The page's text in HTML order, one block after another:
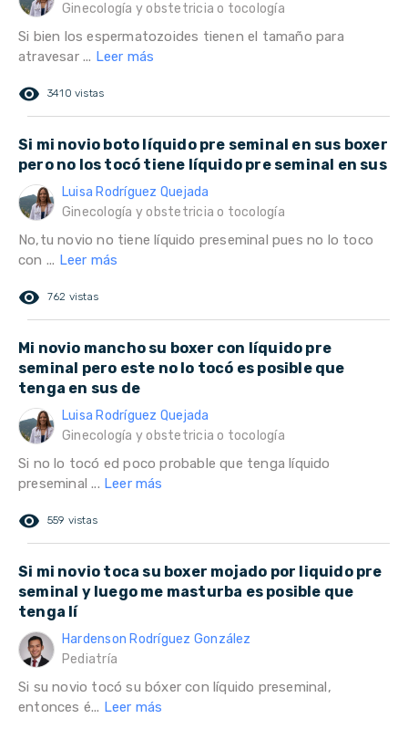
Ginecología y obstetricia o tocología
Si bien los espermatozoides tienen el tamaño para
atravesar ... Leer más
remove_red_eye 3410 vistas
Si mi novio boto líquido pre seminal en sus boxer
pero no los tocó tiene líquido pre seminal en sus
Luisa Rodríguez Quejada
Ginecología y obstetricia o tocología
No,tu novio no tiene líquido preseminal pues no lo toco
con ... Leer más
remove_red_eye 762 vistas
Mi novio mancho su boxer con líquido pre
seminal pero este no lo tocó es posible que
tenga en sus de
Luisa Rodríguez Quejada
Ginecología y obstetricia o tocología
Si no lo tocó ed poco probable que tenga líquido
preseminal ... Leer más
remove_red_eye 559 vistas
Si mi novio toca su boxer mojado por liquido pre
seminal y luego me masturba es posible que
tenga lí
Hardenson Rodríguez González
Pediatría
Si su novio tocó su bóxer con líquido preseminal,
entonces é... Leer más